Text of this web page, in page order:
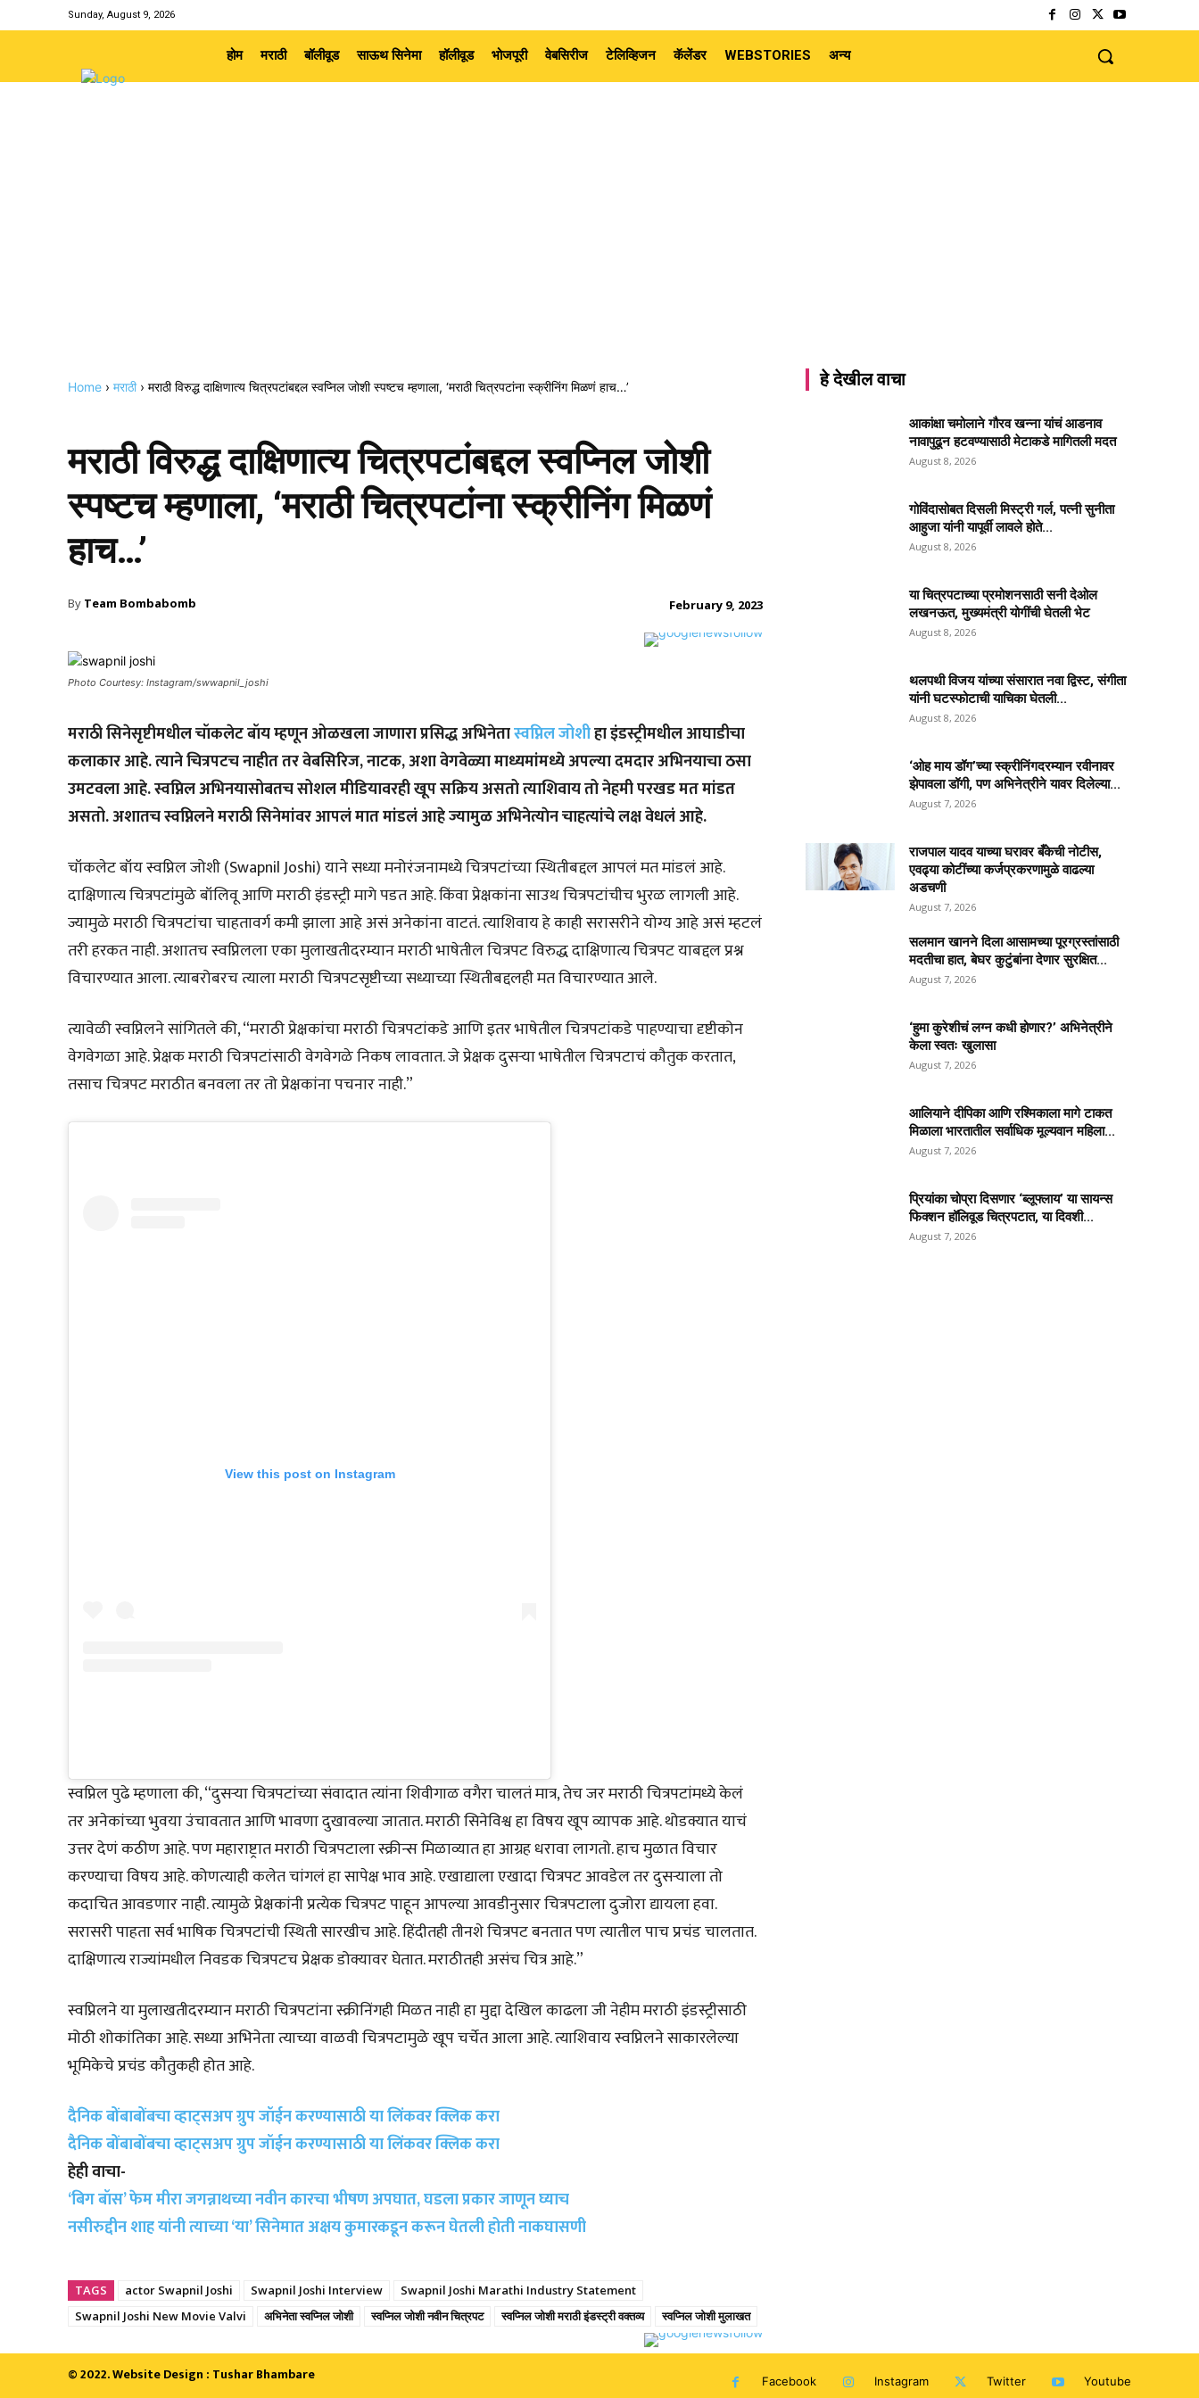
Sunday, August 9, 2026
होम मराठी बॉलीवूड साऊथ सिनेमा हॉलीवूड भोजपूरी वेबसिरीज टेलिव्हिजन कॅलेंडर WEBSTORIES अन्य
Home › मराठी › मराठी विरुद्ध दाक्षिणात्य चित्रपटांबद्दल स्वप्निल जोशी स्पष्टच म्हणाला, ‘मराठी चित्रपटांना स्क्रीनिंग मिळणं हाच…’
मराठी विरुद्ध दाक्षिणात्य चित्रपटांबद्दल स्वप्निल जोशी
स्पष्टच म्हणाला, ‘मराठी चित्रपटांना स्क्रीनिंग मिळणं
हाच…’
By Team Bombabomb February 9, 2023
Photo Courtesy: Instagram/swwapnil_joshi
मराठी सिनेसृष्टीमधील चॉकलेट बॉय म्हणून ओळखला जाणारा प्रसिद्ध अभिनेतास्वप्निल जोशीहा इंडस्ट्रीमधील आघाडीचा
कलाकार आहे. त्याने चित्रपटच नाहीत तर वेबसिरिज, नाटक, अशा वेगवेळ्या माध्यमांमध्ये अपल्या दमदार अभिनयाचा ठसा
उमटवला आहे. स्वप्निल अभिनयासोबतच सोशल मीडियावरही खूप सक्रिय असतो त्याशिवाय तो नेहमी परखड मत मांडत
असतो. अशातच स्वप्निलने मराठी सिनेमांवर आपलं मात मांडलं आहे ज्यामुळ अभिनेत्याेन चाहत्यांचे लक्ष वेधलं आहे.
चॉकलेट बॉय स्वप्निल जोशी (Swapnil Joshi) याने सध्या मनोरंजनामध्ये चित्रपटांच्या स्थितीबद्दल आपलं मत मांडलं आहे.
दाक्षिणात्य चित्रपटांमुळे बॉलिवू आणि मराठी इंडस्ट्री मागे पडत आहे. किंवा प्रेक्षकांना साउथ चित्रपटांचीच भुरळ लागली आहे.
ज्यामुळे मराठी चित्रपटांचा चाहतावर्ग कमी झाला आहे असं अनेकांना वाटतं. त्याशिवाय हे काही सरासरीने योग्य आहे असं म्हटलं
तरी हरकत नाही. अशातच स्वप्निलला एका मुलाखतीदरम्यान मराठी भाषेतील चित्रपट विरुद्ध दाक्षिणात्य चित्रपट याबद्दल प्रश्न
विचारण्यात आला. त्याबरोबरच त्याला मराठी चित्रपटसृष्टीच्या सध्याच्या स्थितीबद्दलही मत विचारण्यात आले.
त्यावेळी स्वप्निलने सांगितले की, “मराठी प्रेक्षकांचा मराठी चित्रपटांकडे आणि इतर भाषेतील चित्रपटांकडे पाहण्याचा दृष्टीकोन
वेगवेगळा आहे. प्रेक्षक मराठी चित्रपटांसाठी वेगवेगळे निकष लावतात. जे प्रेक्षक दुसऱ्या भाषेतील चित्रपटाचं कौतुक करतात,
तसाच चित्रपट मराठीत बनवला तर तो प्रेक्षकांना पचनार नाही.”
View this post on Instagram
स्वप्निल पुढे म्हणाला की, “दुसऱ्या चित्रपटांच्या संवादात त्यांना शिवीगाळ वगैरा चालतं मात्र, तेच जर मराठी चित्रपटांमध्ये केलं
तर अनेकांच्या भुवया उंचावतात आणि भावणा दुखावल्या जातात. मराठी सिनेविश्व हा विषय खूप व्यापक आहे. थोडक्यात याचं
उत्तर देणं कठीण आहे. पण महाराष्ट्रात मराठी चित्रपटाला स्क्रीन्स मिळाव्यात हा आग्रह धरावा लागतो. हाच मुळात विचार
करण्याचा विषय आहे. कोणत्याही कलेत चांगलं हा सापेक्ष भाव आहे. एखाद्याला एखादा चित्रपट आवडेल तर दुसऱ्याला तो
कदाचित आवडणार नाही. त्यामुळे प्रेक्षकांनी प्रत्येक चित्रपट पाहून आपल्या आवडीनुसार चित्रपटाला दुजोरा द्यायला हवा.
सरासरी पाहता सर्व भाषिक चित्रपटांची स्थिती सारखीच आहे. हिंदीतही तीनशे चित्रपट बनतात पण त्यातील पाच प्रचंड चालतात.
दाक्षिणात्य राज्यांमधील निवडक चित्रपटच प्रेक्षक डोक्यावर घेतात. मराठीतही असंच चित्र आहे.”
स्वप्निलने या मुलाखतीदरम्यान मराठी चित्रपटांना स्क्रीनिंगही मिळत नाही हा मुद्दा देखिल काढला जी नेहीम मराठी इंडस्ट्रीसाठी
मोठी शोकांतिका आहे. सध्या अभिनेता त्याच्या वाळवी चित्रपटामुळे खूप चर्चेत आला आहे. त्याशिवाय स्वप्निलने साकारलेल्या
भूमिकेचे प्रचंड कौतुकही होत आहे.
दैनिक बोंबाबोंबचा व्हाट्सअप ग्रुप जॉईन करण्यासाठी या लिंकवर क्लिक करा
दैनिक बोंबाबोंबचा व्हाट्सअप ग्रुप जॉईन करण्यासाठी या लिंकवर क्लिक करा
हेही वाचा-
‘बिग बॉस’ फेम मीरा जगन्नाथच्या नवीन कारचा भीषण अपघात, घडला प्रकार जाणून घ्याच
नसीरुद्दीन शाह यांनी त्याच्या ‘या’ सिनेमात अक्षय कुमारकडून करून घेतली होती नाकघासणी
TAGS actor Swapnil Joshi Swapnil Joshi Interview
Swapnil Joshi Marathi Industry Statement
Swapnil Joshi New Movie Valvi
अभिनेता स्वप्निल जोशी स्वप्निल जोशी नवीन चित्रपट स्वप्निल जोशी मराठी इंडस्ट्री वक्तव्य स्वप्निल जोशी मुलाखत
हे देखील वाचा
आकांक्षा चमोलाने गौरव खन्ना यांचं आडनाव
नावापुढून हटवण्यासाठी मेटाकडे मागितली मदत
August 8, 2026
गोविंदासोबत दिसली मिस्ट्री गर्ल, पत्नी सुनीता
आहुजा यांनी यापूर्वी लावले होते...
August 8, 2026
या चित्रपटाच्या प्रमोशनसाठी सनी देओल
लखनऊत, मुख्यमंत्री योगींची घेतली भेट
August 8, 2026
थलपथी विजय यांच्या संसारात नवा द्विस्ट, संगीता
यांनी घटस्फोटाची याचिका घेतली...
August 8, 2026
‘ओह माय डॉग’च्या स्क्रीनिंगदरम्यान रवीनावर
झेपावला डॉगी, पण अभिनेत्रीने यावर दिलेल्या...
August 7, 2026
राजपाल यादव याच्या घरावर बँकेची नोटीस,
एवढ्या कोटींच्या कर्जप्रकरणामुळे वाढल्या
अडचणी
August 7, 2026
सलमान खानने दिला आसामच्या पूरग्रस्तांसाठी
मदतीचा हात, बेघर कुटुंबांना देणार सुरक्षित...
August 7, 2026
‘हुमा कुरेशीचं लग्न कधी होणार?’ अभिनेत्रीने
केला स्वतः खुलासा
August 7, 2026
आलियाने दीपिका आणि रश्मिकाला मागे टाकत
मिळाला भारतातील सर्वाधिक मूल्यवान महिला...
August 7, 2026
प्रियांका चोप्रा दिसणार ‘ब्लूफ्लाय’ या सायन्स
फिक्शन हॉलिवूड चित्रपटात, या दिवशी...
August 7, 2026
© 2022. Website Design : Tushar Bhambare Facebook Instagram Twitter Youtube